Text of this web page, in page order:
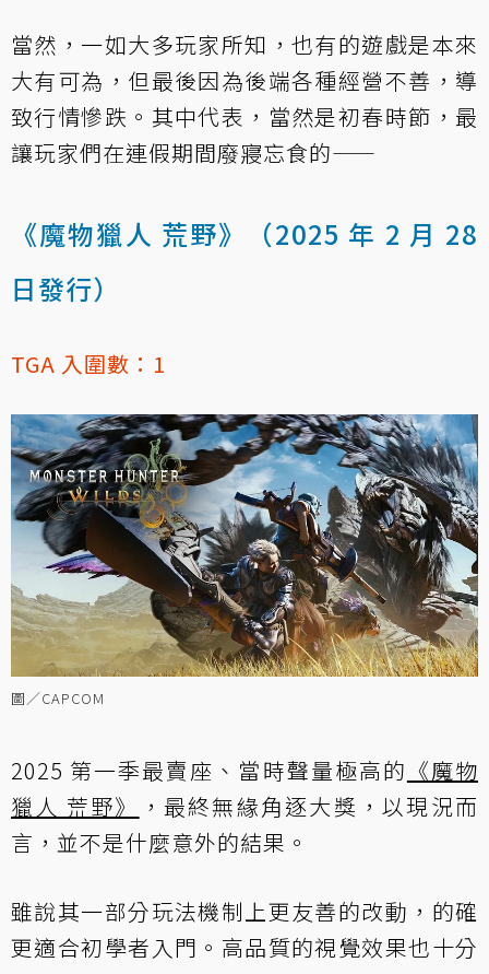
當然，一如大多玩家所知，也有的遊戲是本來
大有可為，但最後因為後端各種經營不善，導
致行情慘跌。其中代表，當然是初春時節，最
讓玩家們在連假期間廢寢忘食的——
《魔物獵人 荒野》（2025 年 2 月 28
日發行）
TGA 入圍數：1
圖／CAPCOM
2025 第一季最賣座、當時聲量極高的 《魔物
獵人 荒野》
，最終無緣角逐大獎，以現況而
言，並不是什麼意外的結果。
雖說其一部分玩法機制上更友善的改動，的確
更適合初學者入門。高品質的視覺效果也十分